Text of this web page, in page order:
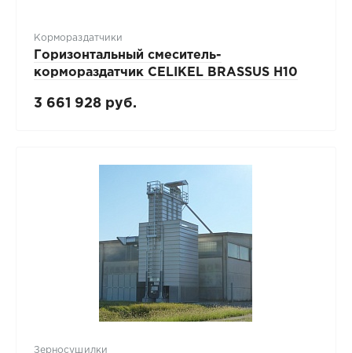
Кормораздатчики
Горизонтальный смеситель-
кормораздатчик CELIKEL BRASSUS H10
3 661 928 руб.
Зерносушилки